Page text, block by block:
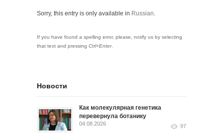
Sorry, this entry is only available in Russian.
If you have found a spelling error, please, notify us by selecting
that text and pressing Ctrl+Enter.
Новости
Как молекулярная генетика
перевернула ботанику
04.08.2026 97